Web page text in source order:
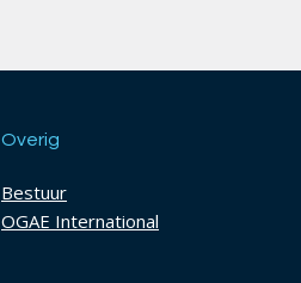
Overig
Bestuur
OGAE International